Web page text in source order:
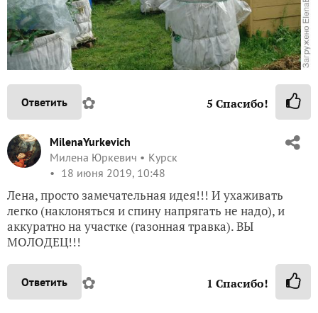
Ответить ✿ 5 Спасибо!
MilenaYurkevich
Милена Юркевич
Курск
18 июня 2019, 10:48
Лена, просто замечательная идея!!! И ухаживать
легко (наклоняться и спину напрягать не надо), и
аккуратно на участке (газонная травка). ВЫ
МОЛОДЕЦ!!!
Ответить ✿ 1 Спасибо!